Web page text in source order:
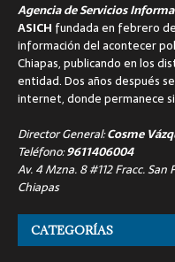
Agencia de Servicios
ASICH fundada en febrero
información del acontecer
Chiapas, publicando en los
entidad. Dos años después
internet, donde permanece
Director General:Cosme
Teléfono:9611406004
Av. 4 Mzna. 8 #112 Fracc.
Chiapas
CATEGORÍAS